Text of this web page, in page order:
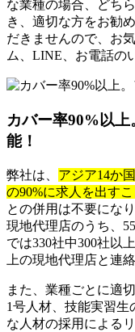
な業種の場合、どち
き、適切な方をお勧
だきませんので、お
ム、LINE、お電話の
カバー率90%以
能！
弊社は、 アジア14か
の90%に求人を出す
との併用は不要にな
現地代理店のうち、
では330社中300社以
上の現地代理店と連
また、業種ごとに適
1号人材、技能実習
な人材の採用による